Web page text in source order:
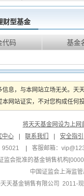
财型基金
代码 基金
息，与本网站立场无关。
网站证实，不对您构成任
将天天基金网设为上网
中心 联系我们
安全指引
95021
客服邮箱：
监会批准的基金销售机构
中国证监会上海监
天基金销售有限公司 2011-